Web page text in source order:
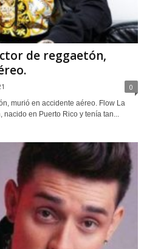
de reggaetón,
0
murió en accidente aéreo. Flow La
en Puerto Rico y tenía tan...